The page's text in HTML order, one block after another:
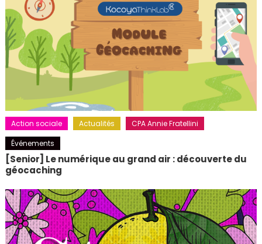
Action sociale Actualités
CPA Annie Fratellini
Événements
[Senior] Le numérique au grand air : découverte du
géocaching